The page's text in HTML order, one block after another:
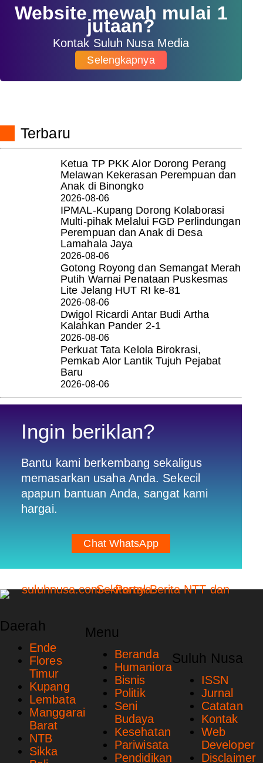
Website mewah mulai 1
jutaan?
Kontak Suluh Nusa Media
Selengkapnya
Terbaru
Ketua TP PKK Alor Dorong Perang
Melawan Kekerasan Perempuan dan
Anak di Binongko
2026-08-06
IPMAL-Kupang Dorong Kolaborasi
Multi-pihak Melalui FGD Perlindungan
Perempuan dan Anak di Desa
Lamahala Jaya
2026-08-06
Gotong Royong dan Semangat Merah
Putih Warnai Penataan Puskesmas
Lite Jelang HUT RI ke-81
2026-08-06
Dwigol Ricardi Antar Budi Artha
Kalahkan Pander 2-1
2026-08-06
Perkuat Tata Kelola Birokrasi,
Pemkab Alor Lantik Tujuh Pejabat
Baru
2026-08-06
Ingin beriklan?
Bantu kami berkembang sekaligus
memasarkan usaha Anda. Sekecil
apapun bantuan Anda, sangat kami
hargai.
Chat WhatsApp
Daerah
Ende
Flores
Timur
Kupang
Lembata
Manggarai
Barat
NTB
Sikka
Menu
Beranda
Humaniora
Bisnis
Politik
Seni
Budaya
Kesehatan
Pariwisata
Pendidikan
Suluh Nusa
ISSN
Jurnal
Catatan
Kontak
Web
Developer
Disclaimer